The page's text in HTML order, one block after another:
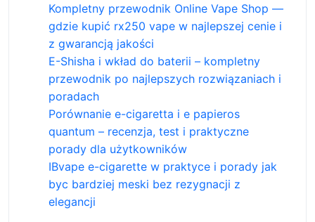
Kompletny przewodnik Online Vape Shop —
gdzie kupić rx250 vape w najlepszej cenie i
z gwarancją jakości
E-Shisha i wkład do baterii – kompletny
przewodnik po najlepszych rozwiązaniach i
poradach
Porównanie e-cigaretta i e papieros
quantum – recenzja, test i praktyczne
porady dla użytkowników
IBvape e-cigarette w praktyce i porady jak
byc bardziej meski bez rezygnacji z
elegancji